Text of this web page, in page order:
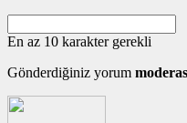
En az 10 karakter gerekli
Gönderdiğiniz yorum